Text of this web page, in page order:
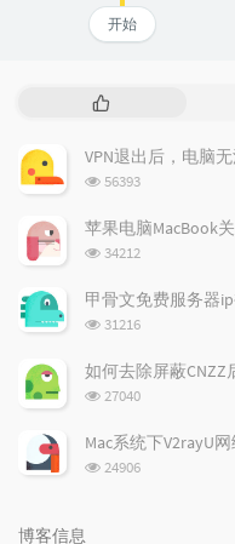
开始
热
文
章
VPN退出后，电脑
浏
次
数:
56393
苹果电脑MacBook
浏
次
数:
34212
甲骨文免费服务器
浏
次
数:
31216
如何去除屏蔽
浏
次
数:
27040
Mac系统下V2rayU
浏
24906
博客信息